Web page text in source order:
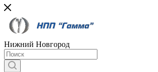
Нижний Новгород